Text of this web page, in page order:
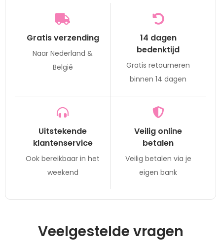
Gratis verzending
Naar Nederland &
België
14 dagen
bedenktijd
Gratis retourneren
binnen 14 dagen
Uitstekende
klantenservice
Ook bereikbaar in het
weekend
Veilig online
betalen
Veilig betalen via je
eigen bank
Veelgestelde vragen